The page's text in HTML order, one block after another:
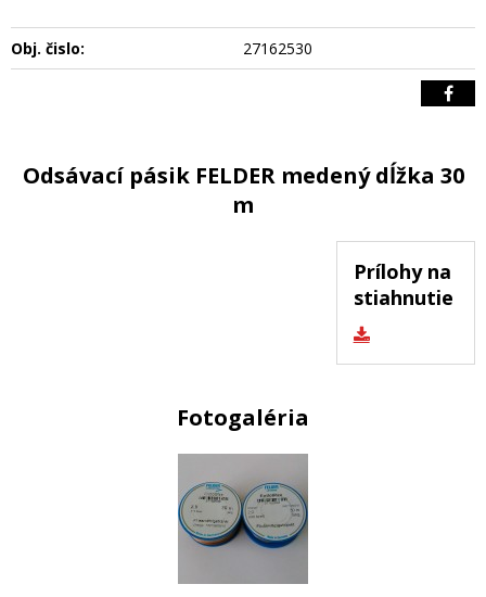
Obj. čislo: 27162530
Odsávací pásik FELDER medený dĺžka 30
m
Prílohy na
stiahnutie
Fotogaléria